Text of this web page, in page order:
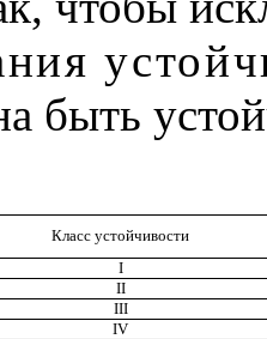
быть
Класс устойчивости
I
II
III
IV